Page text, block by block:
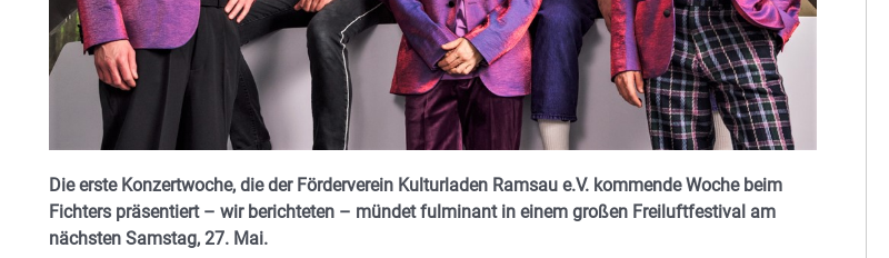
Die erste Konzertwoche, die der Förderverein Kulturladen Ramsau e.V. kommende Woche beim
Fichters präsentiert – wir berichteten – mündet fulminant in einem großen Freiluftfestival am
nächsten Samstag, 27. Mai.